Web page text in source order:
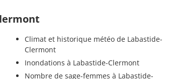
Climat et historique météo de Labastide-
Clermont
Inondations à Labastide-Clermont
Nombre de sage-femmes à Labastide-